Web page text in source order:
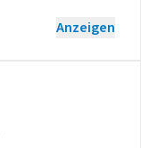
Anzeigen